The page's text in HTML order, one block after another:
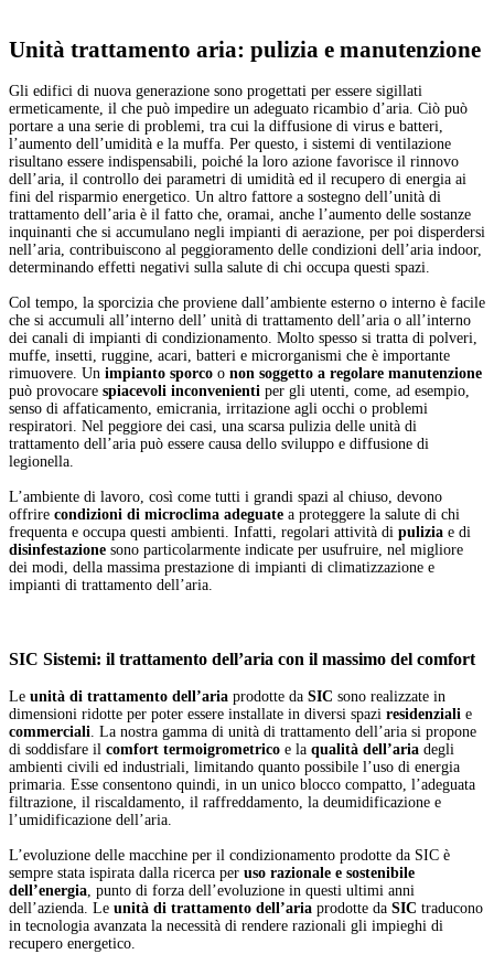
Unità trattamento aria: pulizia e manutenzione
Gli edifici di nuova generazione sono progettati per essere sigillati
ermeticamente, il che può impedire un adeguato ricambio d’aria. Ciò può
portare a una serie di problemi, tra cui la diffusione di virus e batteri,
l’aumento dell’umidità e la muffa. Per questo, i sistemi di ventilazione
risultano essere indispensabili, poiché la loro azione favorisce il rinnovo
dell’aria, il controllo dei parametri di umidità ed il recupero di energia ai
fini del risparmio energetico. Un altro fattore a sostegno dell’unità di
trattamento dell’aria è il fatto che, oramai, anche l’aumento delle sostanze
inquinanti che si accumulano negli impianti di aerazione, per poi disperdersi
nell’aria, contribuiscono al peggioramento delle condizioni dell’aria indoor,
determinando effetti negativi sulla salute di chi occupa questi spazi.
Col tempo, la sporcizia che proviene dall’ambiente esterno o interno è facile
che si accumuli all’interno dell’ unità di trattamento dell’aria o all’interno
dei canali di impianti di condizionamento. Molto spesso si tratta di polveri,
muffe, insetti, ruggine, acari, batteri e microrganismi che è importante
rimuovere. Un impianto sporco o non soggetto a regolare manutenzione
può provocare spiacevoli inconvenienti per gli utenti, come, ad esempio,
senso di affaticamento, emicrania, irritazione agli occhi o problemi
respiratori. Nel peggiore dei casi, una scarsa pulizia delle unità di
trattamento dell’aria può essere causa dello sviluppo e diffusione di
legionella.
L’ambiente di lavoro, così come tutti i grandi spazi al chiuso, devono
offrire condizioni di microclima adeguate a proteggere la salute di chi
frequenta e occupa questi ambienti. Infatti, regolari attività di pulizia e di
disinfestazione sono particolarmente indicate per usufruire, nel migliore
dei modi, della massima prestazione di impianti di climatizzazione e
impianti di trattamento dell’aria.
SIC Sistemi: il trattamento dell’aria con il massimo del comfort
Le unità di trattamento dell’aria prodotte da SIC sono realizzate in
dimensioni ridotte per poter essere installate in diversi spazi residenziali e
commerciali. La nostra gamma di unità di trattamento dell’aria si propone
di soddisfare il comfort termoigrometrico e la qualità dell’aria degli
ambienti civili ed industriali, limitando quanto possibile l’uso di energia
primaria. Esse consentono quindi, in un unico blocco compatto, l’adeguata
filtrazione, il riscaldamento, il raffreddamento, la deumidificazione e
l’umidificazione dell’aria.
L’evoluzione delle macchine per il condizionamento prodotte da SIC è
sempre stata ispirata dalla ricerca per uso razionale e sostenibile
dell’energia, punto di forza dell’evoluzione in questi ultimi anni
dell’azienda. Le unità di trattamento dell’aria prodotte da SIC traducono
in tecnologia avanzata la necessità di rendere razionali gli impieghi di
recupero energetico.